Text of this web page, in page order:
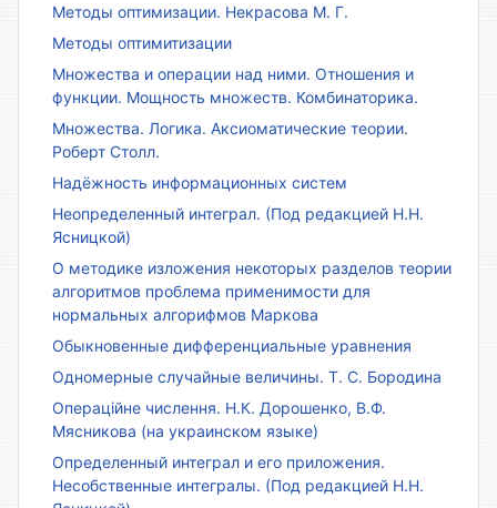
Методы оптимизации. Некрасова М. Г.
Методы оптимитизации
Множества и операции над ними. Отношения и
функции. Мощность множеств. Комбинаторика.
Множества. Логика. Аксиоматические теории.
Роберт Столл.
Надёжность информационных систем
Неопределенный интеграл. (Под редакцией Н.Н.
Ясницкой)
О методике изложения некоторых разделов теории
алгоритмов проблема применимости для
нормальных алгорифмов Маркова
Обыкновенные дифференциальные уравнения
Одномерные случайные величины. Т. С. Бородина
Операційне числення. Н.К. Дорошенко, В.Ф.
Мясникова (на украинском языке)
Определенный интеграл и его приложения.
Несобственные интегралы. (Под редакцией Н.Н.